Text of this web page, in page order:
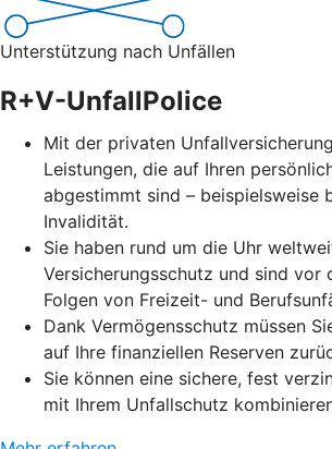
Unterstützung nach Unfällen
R+V-UnfallPolice
Mit der privaten
Leistungen, die auf Ihren
abgestimmt sind – beispielsweise
Invalidität.
Sie haben rund um die Uhr
Versicherungsschutz und sind vor
Folgen von Freizeit- und
Dank Vermögensschutz müssen
auf Ihre finanziellen Reserven
Sie können eine sichere, fest
mit Ihrem Unfallschutz